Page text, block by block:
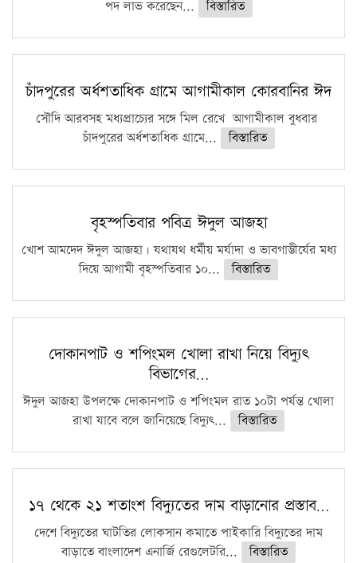
পদ লাভ করেছেন...
বিস্তারিত
চাঁদপুরের অর্ধশতাধিক গ্রামে আগামীকাল কোরবানির ঈদ
সৌদি আরবসহ মধ্যপ্রাচ্যের সঙ্গে মিল রেখে আগামীকাল বুধবার
চাঁদপুরের অর্ধশতাধিক গ্রামে...
বিস্তারিত
বৃহস্পতিবার পবিত্র ঈদুল আজহা
খোশ আমদেদ ঈদুল আজহা। যথাযথ ধর্মীয় মর্যাদা ও ভাবগাম্ভীর্যের মধ্য
দিয়ে আগামী বৃহস্পতিবার ১০...
বিস্তারিত
দোকানপাট ও শপিংমল খোলা রাখা নিয়ে বিদ্যুৎ
বিভাগের…
ঈদুল আজহা উপলক্ষে দোকানপাট ও শপিংমল রাত ১০টা পর্যন্ত খোলা
রাখা যাবে বলে জানিয়েছে বিদ্যুৎ...
বিস্তারিত
১৭ থেকে ২১ শতাংশ বিদ্যুতের দাম বাড়ানোর প্রস্তাব…
দেশে বিদ্যুতের ঘাটতির লোকসান কমাতে পাইকারি বিদ্যুতের দাম
বাড়াতে বাংলাদেশ এনার্জি রেগুলেটরি...
বিস্তারিত